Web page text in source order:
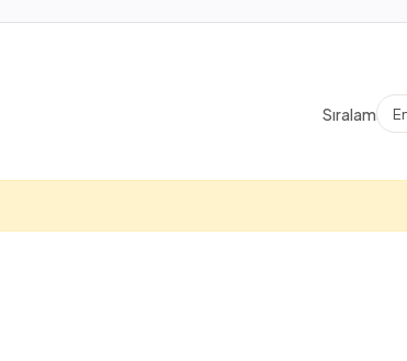
Sıralama